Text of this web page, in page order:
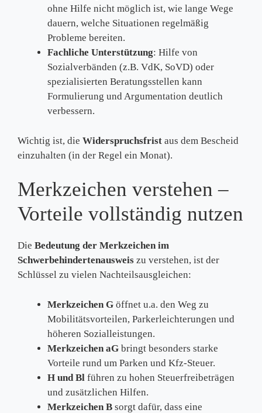
ohne Hilfe nicht möglich ist, wie lange Wege
dauern, welche Situationen regelmäßig
Probleme bereiten.
Fachliche Unterstützung: Hilfe von
Sozialverbänden (z.B. VdK, SoVD) oder
spezialisierten Beratungsstellen kann
Formulierung und Argumentation deutlich
verbessern.
Wichtig ist, die Widerspruchsfrist aus dem Bescheid
einzuhalten (in der Regel ein Monat).
Merkzeichen verstehen –
Vorteile vollständig nutzen
Die Bedeutung der Merkzeichen im
Schwerbehindertenausweis zu verstehen, ist der
Schlüssel zu vielen Nachteilsausgleichen:
Merkzeichen G öffnet u.a. den Weg zu
Mobilitätsvorteilen, Parkerleichterungen und
höheren Sozialleistungen.
Merkzeichen aG bringt besonders starke
Vorteile rund um Parken und Kfz-Steuer.
H und Bl führen zu hohen Steuerfreibeträgen
und zusätzlichen Hilfen.
Merkzeichen B sorgt dafür, dass eine